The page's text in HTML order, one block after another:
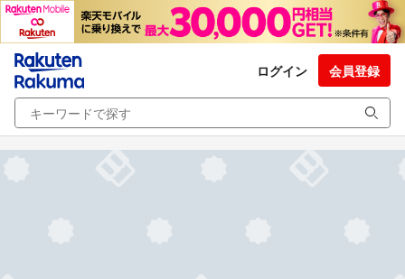
ログイン 会員登録